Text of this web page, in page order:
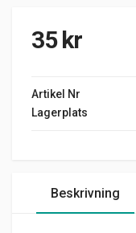
35kr
Artikel Nr
Lagerplats
Beskrivning